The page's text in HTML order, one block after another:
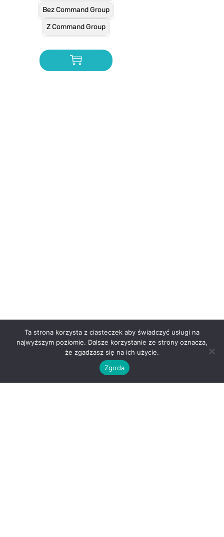
Bez Command Group
Z Command Group
Ta strona korzysta z ciasteczek aby świadczyć usługi na
najwyższym poziomie. Dalsze korzystanie ze strony oznacza,
że zgadzasz się na ich użycie.
Zgoda